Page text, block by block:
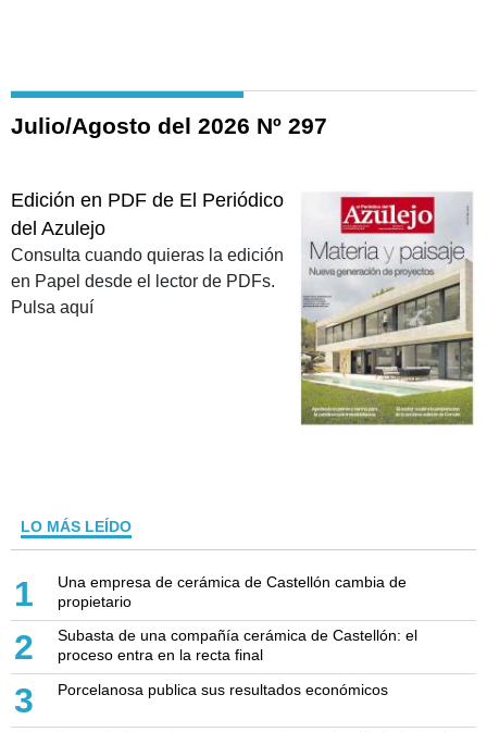
Julio/Agosto del 2026 Nº 297
Edición en PDF de El Periódico
del Azulejo
Consulta cuando quieras la edición
en Papel desde el lector de PDFs.
Pulsa aquí
LO MÁS LEÍDO
1
Una empresa de cerámica de Castellón cambia de
propietario
2
Subasta de una compañía cerámica de Castellón: el
proceso entra en la recta final
3 Porcelanosa publica sus resultados económicos